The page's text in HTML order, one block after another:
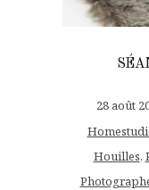
28 août
Houilles,